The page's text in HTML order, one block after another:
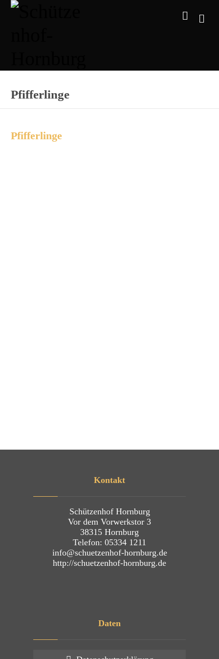
Pfifferlinge
Pfifferlinge
Kontakt
Schützenhof Hornburg
Vor dem Vorwerkstor 3
38315 Hornburg
Telefon: 05334 1211
info@schuetzenhof-hornburg.de
http://schuetzenhof-hornburg.de
Daten